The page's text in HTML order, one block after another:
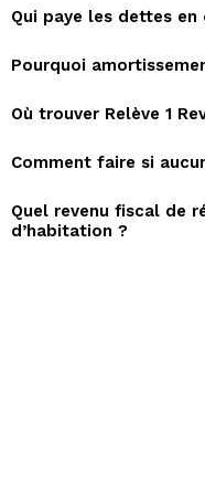
Qui paye les dettes
Pourquoi
Où trouver Relève 1
Comment faire si
Quel revenu fiscal de
d’habitation ?